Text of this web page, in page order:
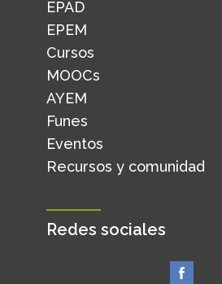
EPAD
EPEM
Cursos
MOOCs
AYEM
Funes
Eventos
Recursos y comunidad
Redes sociales